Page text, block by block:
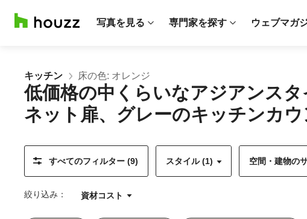
写真を見る 専門家を探す ウェブマガ
キッチン 床の色: オレンジ
低価格の中くらいなアジアンス
ネット扉、グレーのキッチンカ
すべてのフィルター (9) スタイル (1) 空間・建物の
絞り込み： 資材コスト